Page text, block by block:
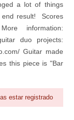
a lot of things
end result! Scores
information:
duo projects:
Guitar made
this piece is "Bar
estar registrado